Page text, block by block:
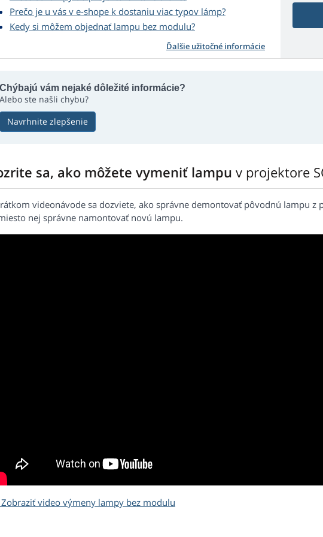
Prečo je u vás v e-shope k dostaniu viac typov lámp?
Kedy si môžem objednať lampu bez modulu?
Ďalšie užitočné informácie
Chýbajú vám nejaké dôležité informácie?
Alebo ste našli chybu?
Navrhnite zlepšenie
sa, ako môžete vymeniť lampu v projektore
videonávode sa dozviete, ako správne demontovať pôvodnú lampu z
nej správne namontovať novú lampu.
Zobraziť video výmeny lampy bez modulu